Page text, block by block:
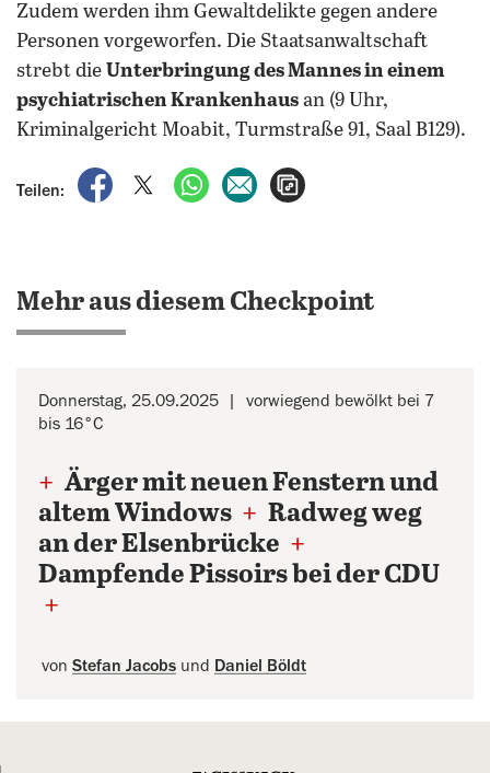
Zudem werden ihm Gewaltdelikte gegen andere
Personen vorgeworfen. Die Staatsanwaltschaft
strebt die Unterbringung des Mannes in einem
psychiatrischen Krankenhaus an (9 Uhr,
Kriminalgericht Moabit, Turmstraße 91, Saal B129).
Teilen:
auf Facebook teilen
auf X teilenper WhatsApp teilen
per E-Mail teilen
Mehr aus diesem Checkpoint
Donnerstag, 25.09.2025
vorwiegend bewölkt bei 7
bis 16°C
+ Ärger mit neuen Fenstern und
altem Windows + Radweg weg
an der Elsenbrücke +
Dampfende Pissoirs bei der CDU
+
von Stefan Jacobs und Daniel Böldt